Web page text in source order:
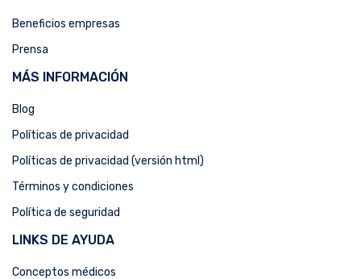
Beneficios empresas
Prensa
MÁS INFORMACIÓN
Blog
Políticas de privacidad
Políticas de privacidad (versión html)
Términos y condiciones
Política de seguridad
LINKS DE AYUDA
Conceptos médicos